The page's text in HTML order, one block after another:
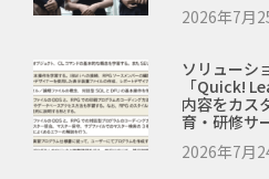
2026年7月
ソリューシ
「Quick!
内容をカス
育・研修サ
2026年7月